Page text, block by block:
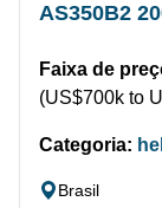
AS350B2
Faixa de
(US$700k to
Categoria:
Brasil